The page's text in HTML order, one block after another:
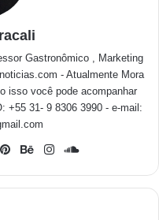
Gastronômico , Marketing
- Atualmente Mora
isso você pode acompanhar
+55 31- 9 8306 3990 - e-mail: